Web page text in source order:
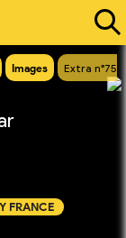
Images Extra n°7583
FRANCE